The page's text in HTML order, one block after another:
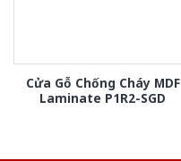
Cửa Gỗ Chống Cháy MDF
Laminate P1R2-SGD